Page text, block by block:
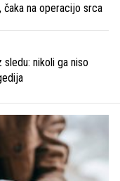
čaka na operacijo srca
nikoli ga niso